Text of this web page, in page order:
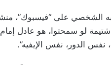
الشخصي على “فيسبوك”،
لو سمحتوا، هو عادل إمام
الدور، نفس الإيفيه”.